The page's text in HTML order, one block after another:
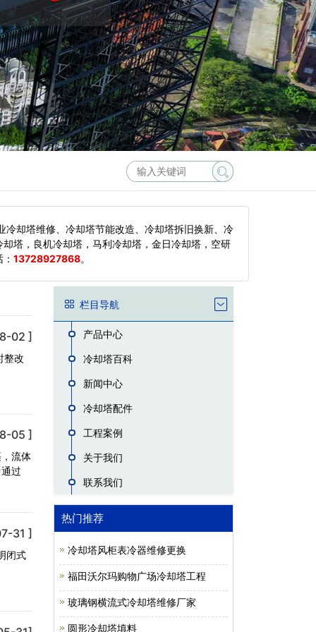
却塔维修、冷却塔节能改造、冷却塔拆旧换新、冷
塔，良机冷却塔，马利冷却塔，金日冷却塔，空研
13728927868。
02 ]
整改
05 ]
流体
过
31 ]
闭式
栏目导航
产品中心
冷却塔百科
新闻中心
冷却塔配件
工程案例
关于我们
联系我们
热门推荐
冷却塔风柜表冷器维修更换
福田沃尔玛购物广场冷却塔工程
玻璃钢横流式冷却塔维修厂家
圆形冷却塔填料